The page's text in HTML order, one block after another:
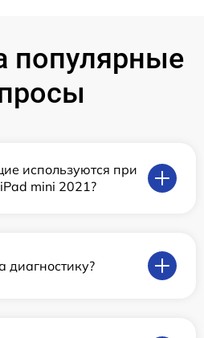
популярные
используются при
mini 2021?
диагностику?